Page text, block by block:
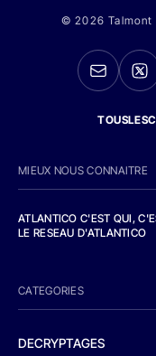
© 2026 Talmont
MIEUX NOUS CONNAITRE
ATLANTICO C'EST QUI,
LE RESEAU D'ATLANTICO
CATEGORIES
DECRYPTAGES